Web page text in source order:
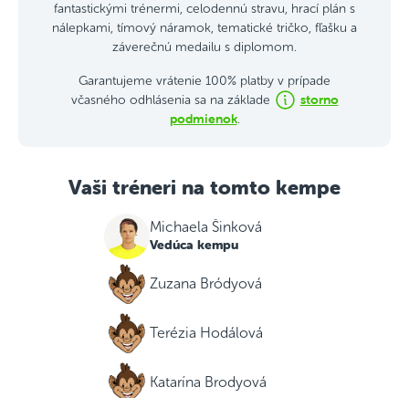
fantastickými trénermi, celodennú stravu, hrací plán s
nálepkami, tímový náramok, tematické tričko, fľašku a
záverečnú medailu s diplomom.
Garantujeme vrátenie 100% platby v prípade
včasného odhlásenia sa na základe
storno
podmienok.
Vaši tréneri na tomto kempe
Michaela Šinková
Vedúca kempu
Zuzana Bródyová
Terézia Hodálová
Katarína Brodyová